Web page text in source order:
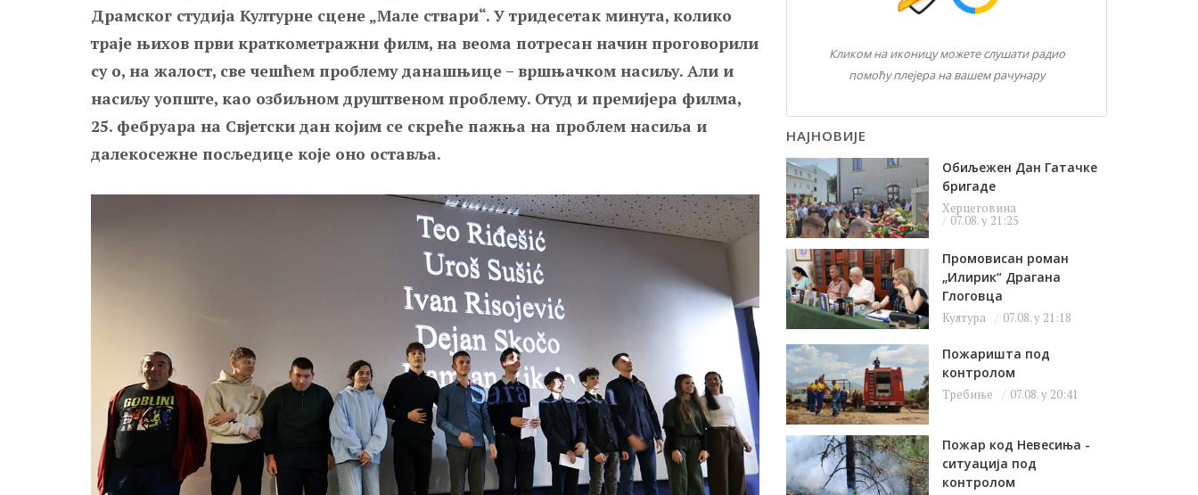
Драмског студија Културне сцене „Мале ствари“. У тридесетак минута, колико
траје њихов први краткометражни филм, на веома потресан начин проговорили
су о, на жалост, све чешћем проблему данашњице – вршњачком насиљу. Али и
насиљу уопште, као озбиљном друштвеном проблему. Отуд и премијера филма,
25. фебруара на Свјетски дан којим се скреће пажња на проблем насиља и
далекосежне посљедице које оно оставља.
Кликом на иконицу можете слушати радио
помоћу плејера на вашем рачунару
НАЈНОВИЈЕ
Обиљежен Дан Гатачке
бригаде
Херцеговина
07.08. у 21:25
Промовисан роман
„Илирик“ Драгана
Глоговца
Култура 07.08. у 21:18
Пожаришта под
контролом
Требиње 07.08. у 20:41
Пожар код Невесиња -
ситуација под
контролом